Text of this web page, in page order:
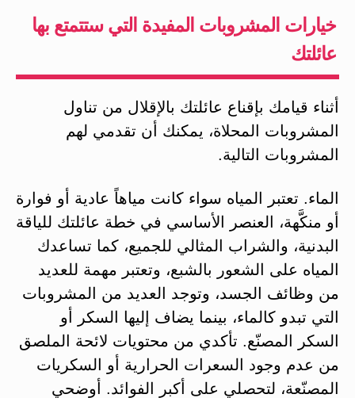
خيارات المشروبات المفيدة التي ستتمتع بها
عائلتك
أثناء قيامك بإقناع عائلتك بالإقلال من تناول
المشروبات المحلاة، يمكنك أن تقدمي لهم
المشروبات التالية.
الماء. تعتبر المياه سواء كانت مياهاً عادية أو فوارة
أو منكَّهة، العنصر الأساسي في خطة عائلتك للياقة
البدنية، والشراب المثالي للجميع، كما تساعدك
المياه على الشعور بالشبع، وتعتبر مهمة للعديد
من وظائف الجسد، وتوجد العديد من المشروبات
التي تبدو كالماء، بينما يضاف إليها السكر أو
السكر المصنّع. تأكدي من محتويات لائحة الملصق
من عدم وجود السعرات الحرارية أو السكريات
المصنّعة، لتحصلي على أكبر الفوائد. أوضحي